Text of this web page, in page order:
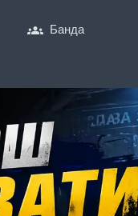
groups Банда